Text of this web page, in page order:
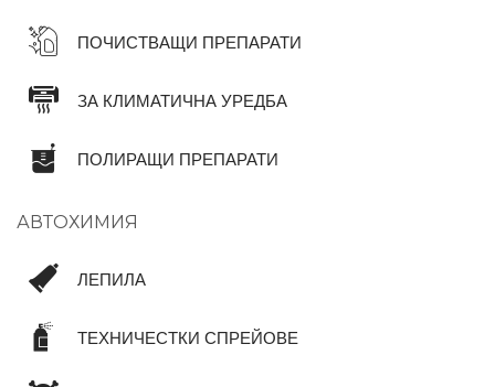
ПОЧИСТВАЩИ ПРЕПАРАТИ
ЗА КЛИМАТИЧНА УРЕДБА
ПОЛИРАЩИ ПРЕПАРАТИ
АВТОХИМИЯ
ЛЕПИЛА
ТЕХНИЧЕСТКИ СПРЕЙОВЕ